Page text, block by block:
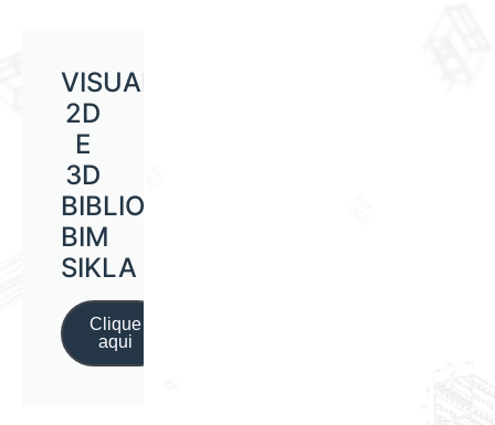
VISUALIZAÇÃO
2D
E
3D
BIBLIOTECA
BIM
SIKLA
Clique
aqui